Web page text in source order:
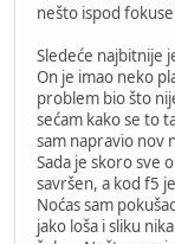
nešto ispod
Sledeće najbitnije
On je imao neko
problem bio što
sećam kako se to
sam napravio nov
Sada je skoro sve
savršen, a kod f5
Noćas sam
jako loša i sliku